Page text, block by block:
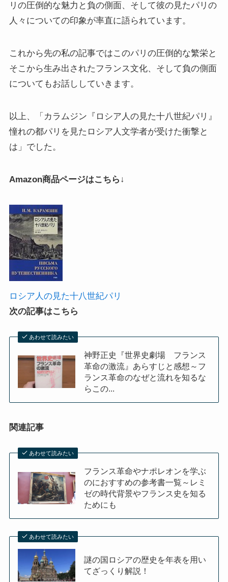
リの圧倒的な魅力と負の側面、そして彼の見たパリの
人々についての印象が率直に語られています。
これから先の私の記事ではこのパリの圧倒的な繁栄と
そこから生み出されたフランス文化、そして負の側面
についてもお話ししていきます。
以上、「カラムジン『ロシア人の見た十八世紀パリ』
憧れの都パリを見たロシア人文学者が受けた衝撃と
は」でした。
Amazon商品ページはこちら↓
ロシア人の見た十八世紀パリ
次の記事はこちら
あわせて読みたい
神野正史『世界史劇場 フランス
革命の激流』あらすじと感想～フ
ランス革命のなぜと流れを知るな
らこの...
関連記事
あわせて読みたい
フランス革命やナポレオンを学ぶ
のにおすすめの参考書一覧～レミ
ゼの時代背景やフランス史を知る
ためにも
あわせて読みたい
謎の国ロシアの歴史を年表を用い
てざっくり解説！